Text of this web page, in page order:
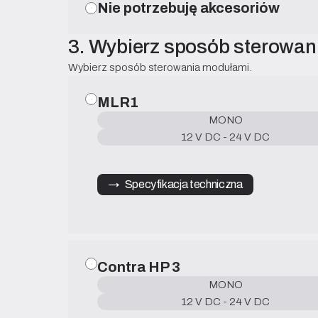
Nie potrzebuję akcesoriów
3. Wybierz sposób
Wybierz sposób sterowania modułami.
MLR1
MONO
12 V DC - 24 V DC
→   Specyfikacja techniczna
Contra HP 3
MONO
12 V DC - 24 V DC